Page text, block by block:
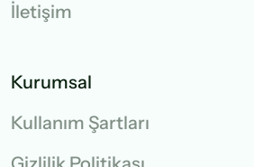
İletişim
Kurumsal
Kullanım Şartları